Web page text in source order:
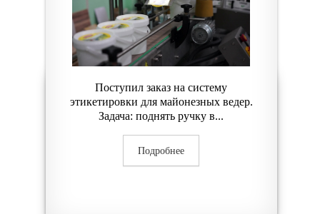
Поступил заказ на систему
этикетировки для майонезных ведер.
Задача: поднять ручку в...
Подробнее